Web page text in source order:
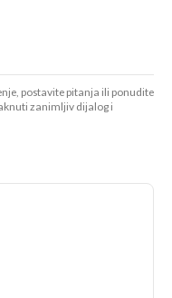
postavite pitanja ili ponudite
zanimljiv dijalog i